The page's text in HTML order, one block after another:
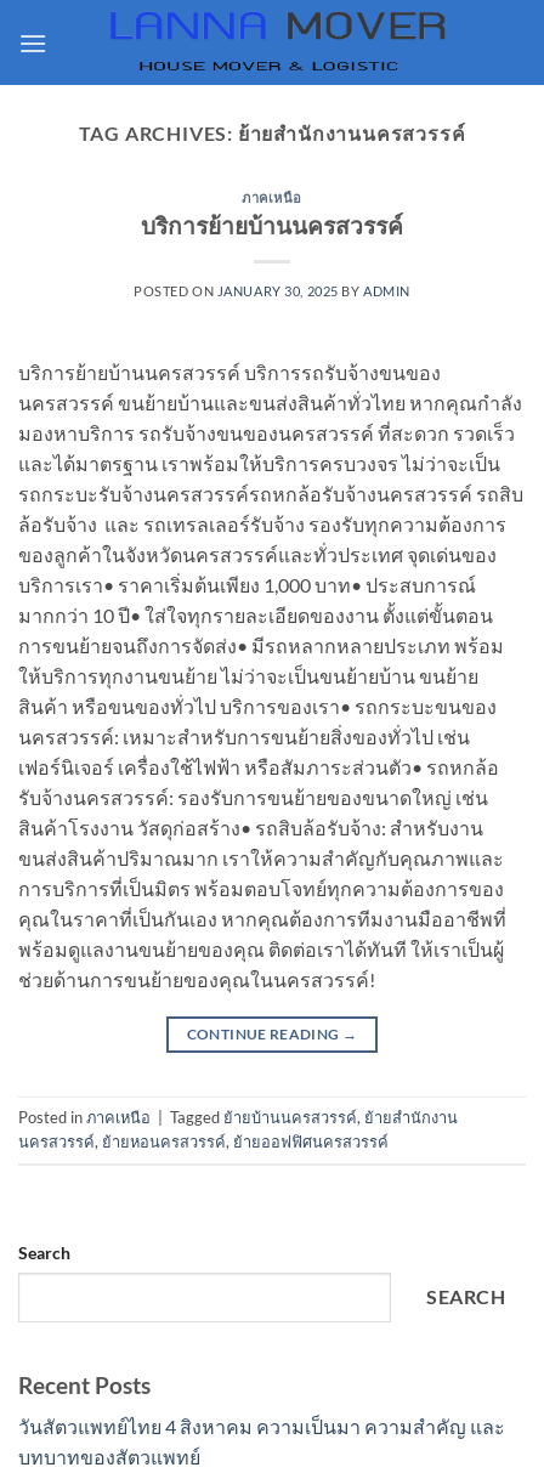
TAG ARCHIVES: ย้ายสำนักงานนครสวรรค์
ภาคเหนือ
บริการย้ายบ้านนครสวรรค์
POSTED ON JANUARY 30, 2025 BY ADMIN
บริการย้ายบ้านนครสวรรค์ บริการรถรับจ้างขนของ
นครสวรรค์ ขนย้ายบ้านและขนส่งสินค้าทั่วไทย หากคุณกำลัง
มองหาบริการ รถรับจ้างขนของนครสวรรค์ ที่สะดวก รวดเร็ว
และได้มาตรฐาน เราพร้อมให้บริการครบวงจร ไม่ว่าจะเป็น
รถกระบะรับจ้างนครสวรรค์รถหกล้อรับจ้างนครสวรรค์ รถสิบ
ล้อรับจ้าง และ รถเทรลเลอร์รับจ้าง รองรับทุกความต้องการ
ของลูกค้าในจังหวัดนครสวรรค์และทั่วประเทศ จุดเด่นของ
บริการเรา• ราคาเริ่มต้นเพียง 1,000 บาท• ประสบการณ์
มากกว่า 10 ปี• ใส่ใจทุกรายละเอียดของงาน ตั้งแต่ขั้นตอน
การขนย้ายจนถึงการจัดส่ง• มีรถหลากหลายประเภท พร้อม
ให้บริการทุกงานขนย้าย ไม่ว่าจะเป็นขนย้ายบ้าน ขนย้าย
สินค้า หรือขนของทั่วไป บริการของเรา• รถกระบะขนของ
นครสวรรค์: เหมาะสำหรับการขนย้ายสิ่งของทั่วไป เช่น
เฟอร์นิเจอร์ เครื่องใช้ไฟฟ้า หรือสัมภาระส่วนตัว• รถหกล้อ
รับจ้างนครสวรรค์: รองรับการขนย้ายของขนาดใหญ่ เช่น
สินค้าโรงงาน วัสดุก่อสร้าง• รถสิบล้อรับจ้าง: สำหรับงาน
ขนส่งสินค้าปริมาณมาก เราให้ความสำคัญกับคุณภาพและ
การบริการที่เป็นมิตร พร้อมตอบโจทย์ทุกความต้องการของ
คุณในราคาที่เป็นกันเอง หากคุณต้องการทีมงานมืออาชีพที่
พร้อมดูแลงานขนย้ายของคุณ ติดต่อเราได้ทันที ให้เราเป็นผู้
ช่วยด้านการขนย้ายของคุณในนครสวรรค์!
CONTINUE READING →
Posted inภาคเหนือ Tagged ย้ายบ้านนครสวรรค์, ย้ายสำนักงาน
นครสวรรค์, ย้ายหอนครสวรรค์, ย้ายออฟฟิศนครสวรรค์
Search
SEARCH
Recent Posts
วันสัตวแพทย์ไทย 4 สิงหาคม ความเป็นมา ความสำคัญ และ
บทบาทของสัตวแพทย์